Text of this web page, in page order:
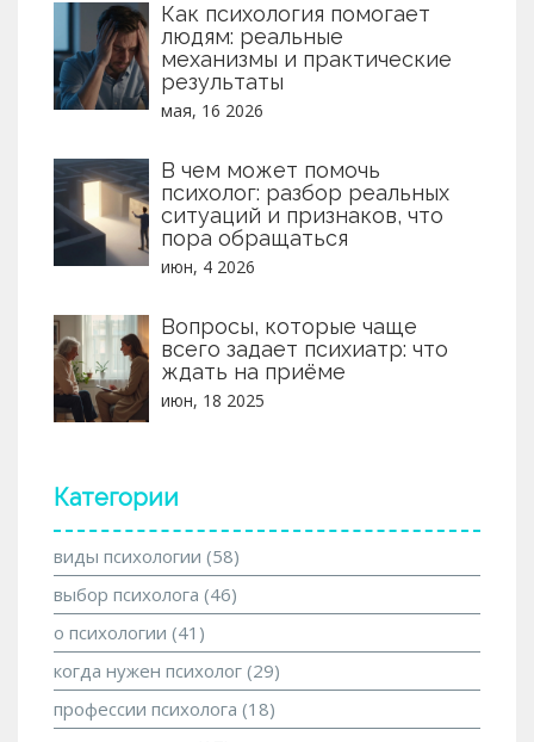
Как психология помогает
людям: реальные
механизмы и практические
результаты
мая, 16 2026
В чем может помочь
психолог: разбор реальных
ситуаций и признаков, что
пора обращаться
июн, 4 2026
Вопросы, которые чаще
всего задает психиатр: что
ждать на приёме
июн, 18 2025
Категории
виды психологии (58)
выбор психолога (46)
о психологии (41)
когда нужен психолог (29)
профессии психолога (18)